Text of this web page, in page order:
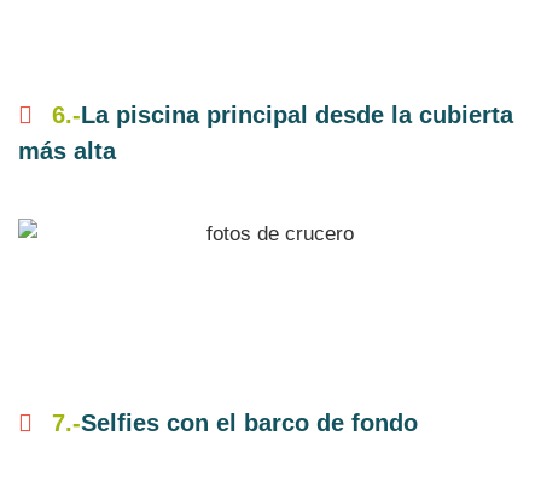
6.-La piscina principal desde la cubierta
más alta
7.-Selfies con el barco de fondo